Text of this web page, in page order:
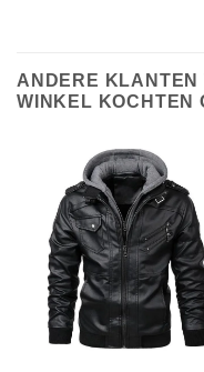
ANDERE KLANTEN
WINKEL KOCHTEN